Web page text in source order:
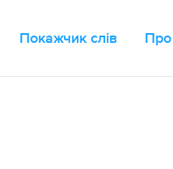
Покажчик слів Про